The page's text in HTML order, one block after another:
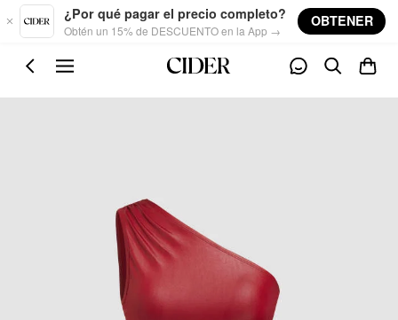
Skip to main content
¿Por qué pagar el precio completo?
Obtén un 15% de DESCUENTO en la App →
OBTENER